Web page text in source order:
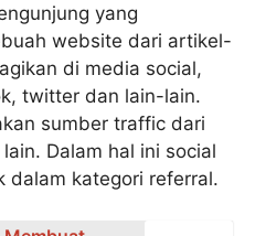
yang
website dari artikel-
di media social,
twitter dan lain-lain.
sumber traffic dari
Dalam hal ini social
dalam kategori referral.